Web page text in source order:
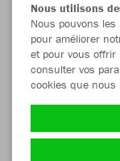
Nous utilisons
Nous pouvons
pour améliorer
et pour vous offrir
consulter vos
cookies que nous